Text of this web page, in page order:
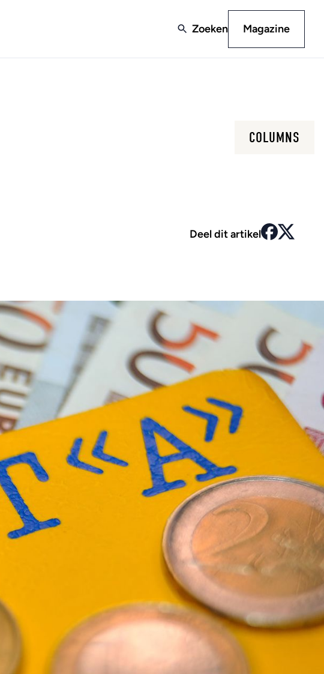
Zoeken Magazine
COLUMNS
Deel dit artikel